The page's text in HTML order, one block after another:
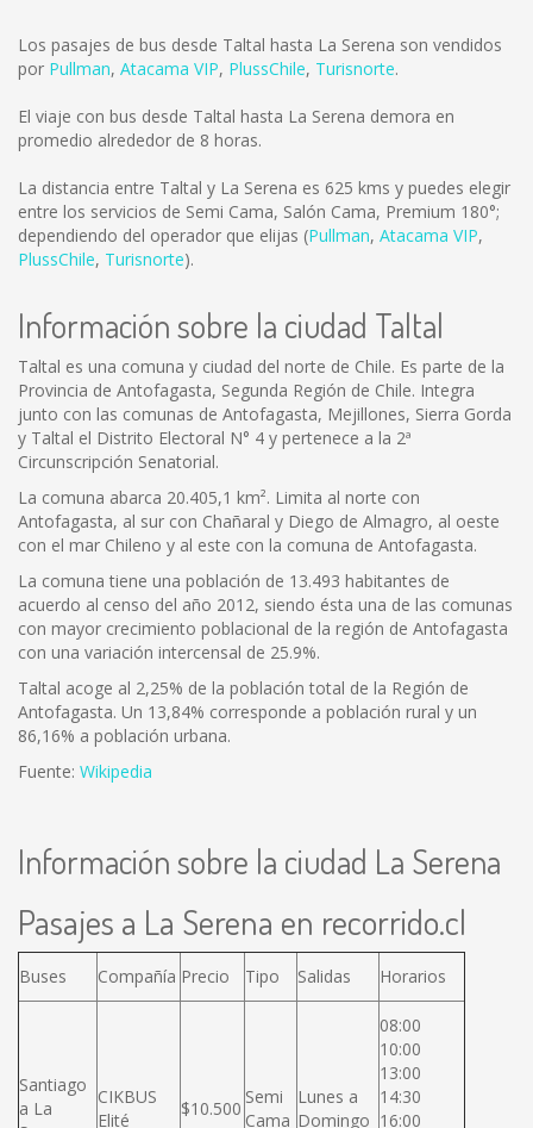
Los pasajes de bus desde Taltal hasta La Serena son vendidos
por Pullman, Atacama VIP, PlussChile, Turisnorte.
El viaje con bus desde Taltal hasta La Serena demora en
promedio alrededor de 8 horas.
La distancia entre Taltal y La Serena es 625 kms y puedes elegir
entre los servicios de Semi Cama, Salón Cama, Premium 180°;
dependiendo del operador que elijas (Pullman, Atacama VIP,
PlussChile, Turisnorte).
Información sobre la ciudad Taltal
Taltal es una comuna y ciudad del norte de Chile. Es parte de la
Provincia de Antofagasta, Segunda Región de Chile. Integra
junto con las comunas de Antofagasta, Mejillones, Sierra Gorda
y Taltal el Distrito Electoral N° 4 y pertenece a la 2ª
Circunscripción Senatorial.
La comuna abarca 20.405,1 km². Limita al norte con
Antofagasta, al sur con Chañaral y Diego de Almagro, al oeste
con el mar Chileno y al este con la comuna de Antofagasta.
La comuna tiene una población de 13.493 habitantes de
acuerdo al censo del año 2012, siendo ésta una de las comunas
con mayor crecimiento poblacional de la región de Antofagasta
con una variación intercensal de 25.9%.
Taltal acoge al 2,25% de la población total de la Región de
Antofagasta. Un 13,84% corresponde a población rural y un
86,16% a población urbana.
Fuente: Wikipedia
Información sobre la ciudad La Serena
Pasajes a La Serena en recorrido.cl
Buses Compañía Precio Tipo Salidas Horarios
Santiago
a La
CIKBUS
Elité
$10.500
Semi
Cama
Lunes a
Domingo
08:00
10:00
13:00
14:30
16:00